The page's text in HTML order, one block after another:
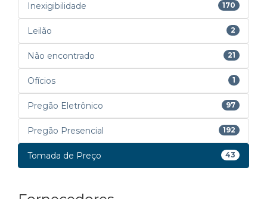
Inexigibilidade 170
Leilão 2
Não encontrado 21
Ofícios 1
Pregão Eletrônico 97
Pregão Presencial 192
Tomada de Preço 43